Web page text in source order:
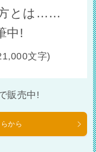
とは……
中!
文字)
販売中!
から